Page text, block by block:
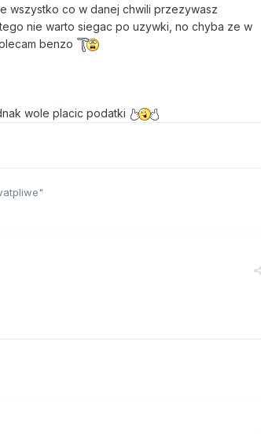
wszystko co w danej chwili przezywasz
nie warto siegac po uzywki, no chyba ze w
benzo
wole placic podatki